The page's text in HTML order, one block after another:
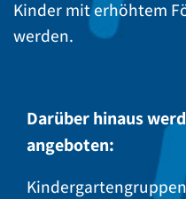
Kinder mit erhöhtem
werden.
Darüber hinaus
angeboten:
Kindergartengruppen